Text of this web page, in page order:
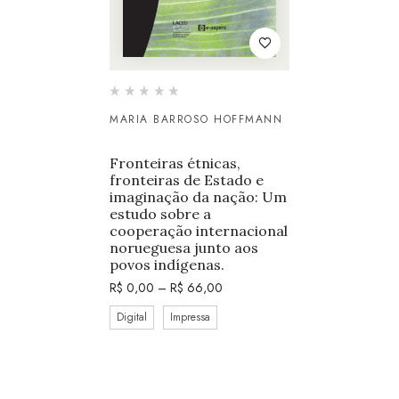
MARIA BARROSO HOFFMANN
Fronteiras étnicas,
fronteiras de Estado e
imaginação da nação: Um
estudo sobre a
cooperação internacional
norueguesa junto aos
povos indígenas.
R$ 0,00 – R$ 66,00
Digital Impressa